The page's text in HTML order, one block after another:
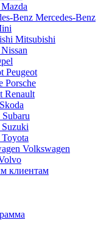
Mazda
Mercedes-Benz
Mitsubishi
Nissan
Peugeot
Porsche
Renault
Skoda
Subaru
Suzuki
Toyota
Volkswagen
клиентам